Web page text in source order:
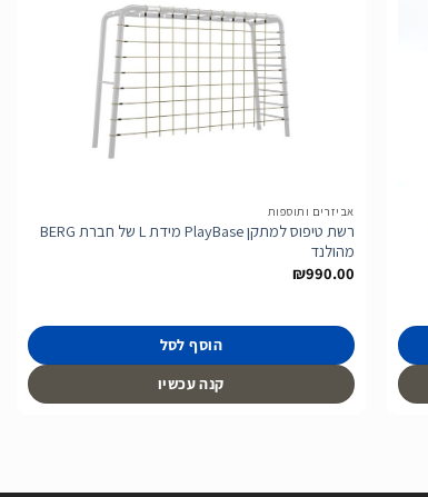
אביזרים ותוספות
רשת טיפוס למתקן PlayBase מידת L של חברת BERG
מהולנד
₪990.00
הוסף לסל
קנה עכשיו